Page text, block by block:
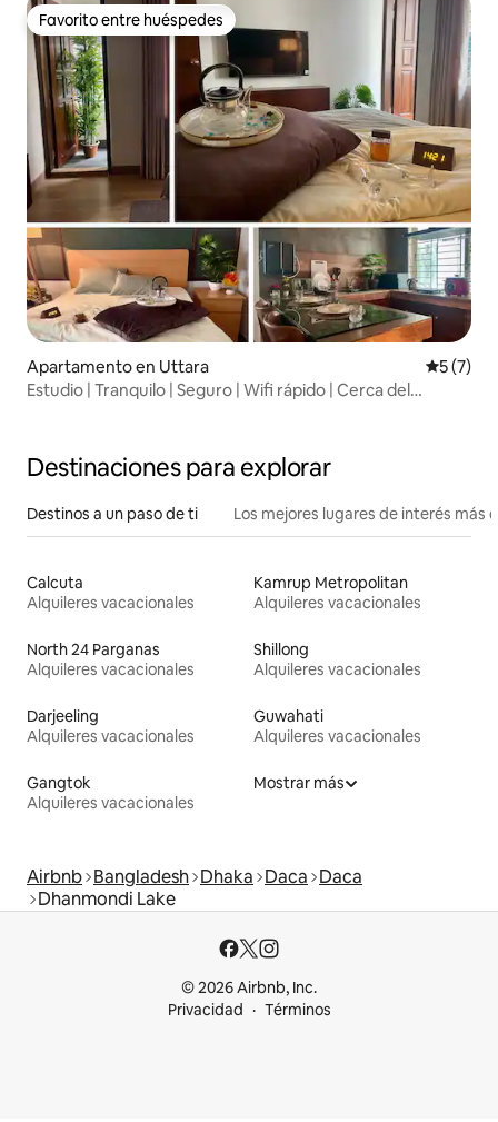
Favorito entre huéspedes
Favorito entre huéspedes
Apartamento en Uttara
5 (7)
Estudio | Tranquilo | Seguro | Wifi rápido | Cerca del
Destinaciones para explorar
Destinos a un paso de ti Los mejores lugares de interés más
Calcuta
Alquileres vacacionales
Kamrup Metropolitan
Alquileres vacacionales
North 24 Parganas
Alquileres vacacionales
Shillong
Alquileres vacacionales
Darjeeling
Alquileres vacacionales
Guwahati
Alquileres vacacionales
Gangtok
Alquileres vacacionales
Mostrar más
Airbnb Bangladesh Dhaka Daca Daca
Dhanmondi Lake
© 2026 Airbnb, Inc.
Privacidad
Términos